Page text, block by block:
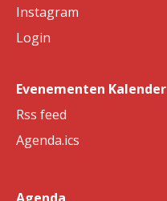
Instagram
Login
Evenementen Kalender
Rss feed
Agenda.ics
Agenda